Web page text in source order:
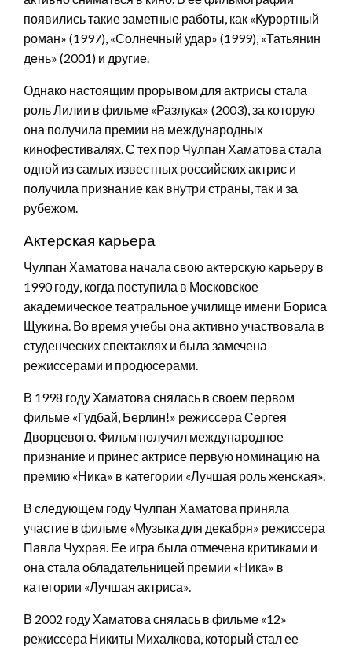
появились такие заметные работы, как «Курортный
роман» (1997), «Солнечный удар» (1999), «Татьянин
день» (2001) и другие.
Однако настоящим прорывом для актрисы стала
роль Лилии в фильме «Разлука» (2003), за которую
она получила премии на международных
кинофестивалях. С тех пор Чулпан Хаматова стала
одной из самых известных российских актрис и
получила признание как внутри страны, так и за
рубежом.
Актерская карьера
Чулпан Хаматова начала свою актерскую карьеру в
1990 году, когда поступила в Московское
академическое театральное училище имени Бориса
Щукина. Во время учебы она активно участвовала в
студенческих спектаклях и была замечена
режиссерами и продюсерами.
В 1998 году Хаматова снялась в своем первом
фильме «Гудбай, Берлин!» режиссера Сергея
Дворцевого. Фильм получил международное
признание и принес актрисе первую номинацию на
премию «Ника» в категории «Лучшая роль женская».
В следующем году Чулпан Хаматова приняла
участие в фильме «Музыка для декабря» режиссера
Павла Чухрая. Ее игра была отмечена критиками и
она стала обладательницей премии «Ника» в
категории «Лучшая актриса».
В 2002 году Хаматова снялась в фильме «12»
режиссера Никиты Михалкова, который стал ее